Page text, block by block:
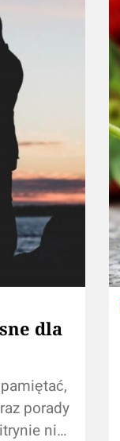
dla
porady
nie